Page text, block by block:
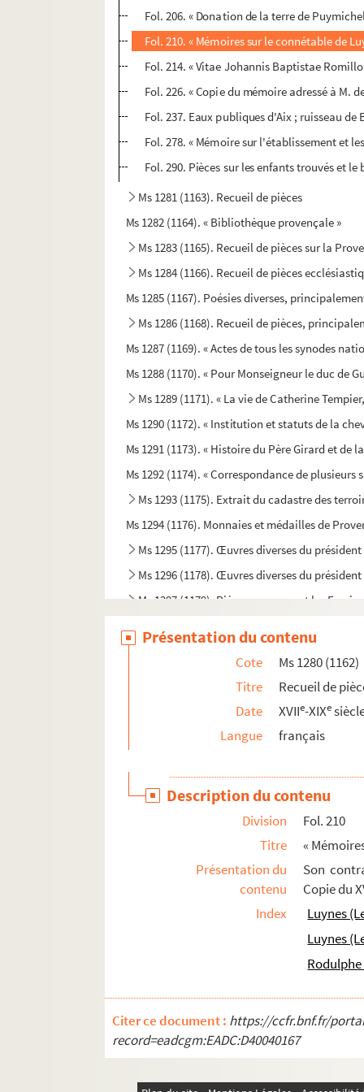
Fol. 206. « Donation de la terre de
Fol. 210. « Mémoires sur le connétable de
Fol. 214. « Vitae Johannis Baptistae
Fol. 226. « Copie du mémoire adressé à M.
Fol. 237. Eaux publiques d'Aix ; ruisseau
Fol. 278. « Mémoire sur l'établissement et
Fol. 290. Pièces sur les enfants trouvés et
Ms 1281 (1163). Recueil de pièces
Ms 1282 (1164). « Bibliothèque provençale »
Ms 1283 (1165). Recueil de pièces sur la
Ms 1284 (1166). Recueil de pièces
Ms 1285 (1167). Poésies diverses,
Ms 1286 (1168). Recueil de pièces,
Ms 1287 (1169). « Actes de tous les synodes
Ms 1288 (1170). « Pour Monseigneur le duc de
Ms 1289 (1171). « La vie de Catherine
Ms 1290 (1172). « Institution et statuts de la
Ms 1291 (1173). « Histoire du Père Girard et
Ms 1292 (1174). « Correspondance de plusieurs
Ms 1293 (1175). Extrait du cadastre des
Ms 1294 (1176). Monnaies et médailles de
Ms 1295 (1177). Œuvres diverses du
Ms 1296 (1178). Œuvres diverses du
Ms 1297 (1179). Pièces concernant les
Ms 1303 (996). « Catalogus monetarum et
Ms 1304 (997). Notices bibliographiques sur
Ms 1305 (998). « Bibliothèque de Malte »
Ms 1306 (999). Notices biographiques et
Ms 1307 (1000). Cartes, plans, gravures et
Ms 1308 (1181). « Voyage de deux Français
Ms 1314 (1187). Titres d'ouvrages concernant
Ms 1315 (1188). Dictionnaire gastronomique
Ms 1316 (1189). Recueil de pièces sur la
Ms 1317 (1190). « Des médailles et monnaies
Présentation du contenu
Cote
Ms 1280 (1162)
Titre
Recueil de
Date
XVIIe-XIXe
Langue
français
Description du contenu
Division
Fol. 210
Titre
«
Présentation du
contenu
Son
Copie du
Index
Luynes
Luynes
Citer ce document : https://ccfr.bnf.fr/
record=eadcgm:EADC:D40040167